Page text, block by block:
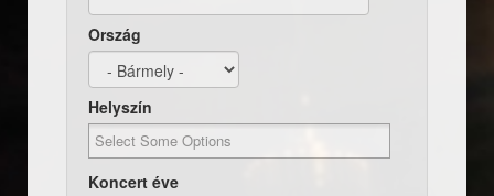
Ország
Helyszín
Koncert éve